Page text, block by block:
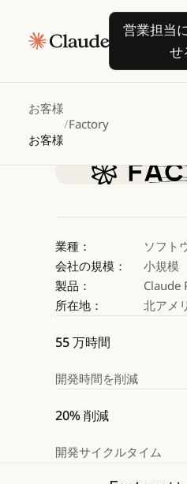
営業担当
せ
お客様
お客様
/Factory
Factory、
を活用して
Droidを構
Claude を試す
Claude を試す
業種：
ソフト
会社の規模：
小規模
製品：
Claude
所在地：
北アメ
55 万時間
開発時間を削減
20% 削減
開発サイクルタイム